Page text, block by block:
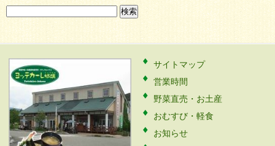
サイトマップ
営業時間
野菜直売・お土産
おむすび・軽食
お知らせ